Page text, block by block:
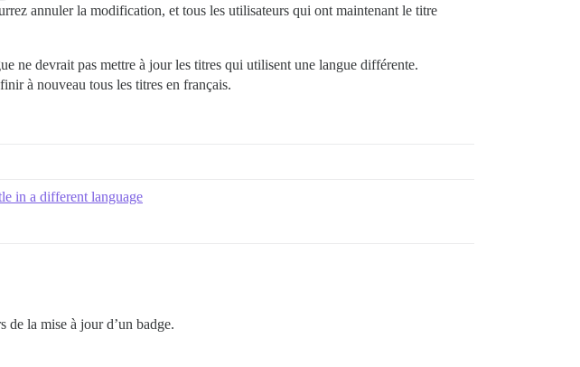
annuler la modification, et tous les utilisateurs qui ont maintenant le titre
ne devrait pas mettre à jour les titres qui utilisent une langue différente.
à nouveau tous les titres en français.
in a different language
de la mise à jour d’un badge.